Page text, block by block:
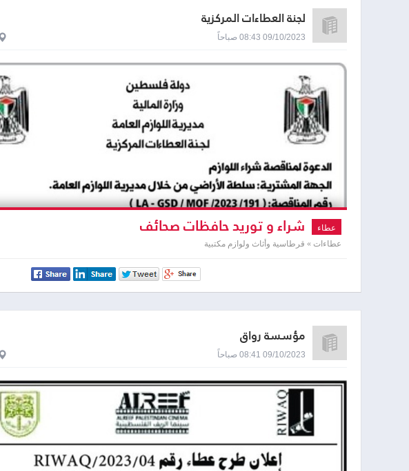
لجنة العطاءات المركزية
09/10/2023 08:43 صباحاً
عطاء شراء و توريد حافظات صحائف
عطاءات » قرطاسية وأثاث ولوازم مكتبية
مؤسسة رواق
09/10/2023 08:41 صباحاً